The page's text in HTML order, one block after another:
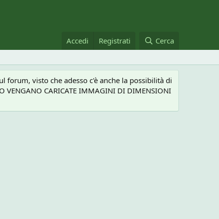
Accedi Registrati Cerca
forum, visto che adesso c'è anche la possibilità di
CARICATE IMMAGINI DI DIMENSIONI